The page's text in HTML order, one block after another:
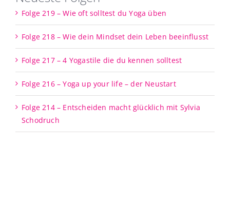
Folge 219 – Wie oft solltest du Yoga üben
Folge 218 – Wie dein Mindset dein Leben beeinflusst
Folge 217 – 4 Yogastile die du kennen solltest
Folge 216 – Yoga up your life – der Neustart
Folge 214 – Entscheiden macht glücklich mit Sylvia
Schodruch